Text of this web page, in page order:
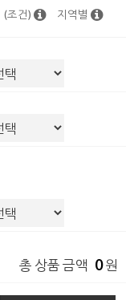
(조건) 지역별
총 상품 금액 0원